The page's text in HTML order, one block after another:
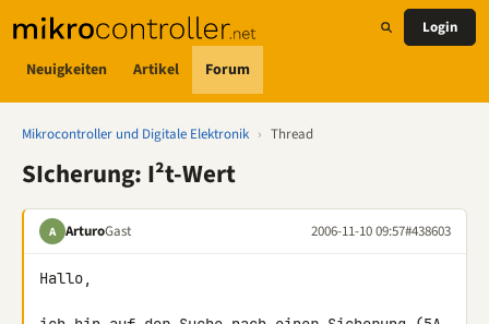
Neuigkeiten Artikel Forum
Login
Mikrocontroller und Digitale Elektronik › Thread
SIcherung: I²t-Wert
A ArturoGast 2006-11-10 09:57#438603
Hallo,